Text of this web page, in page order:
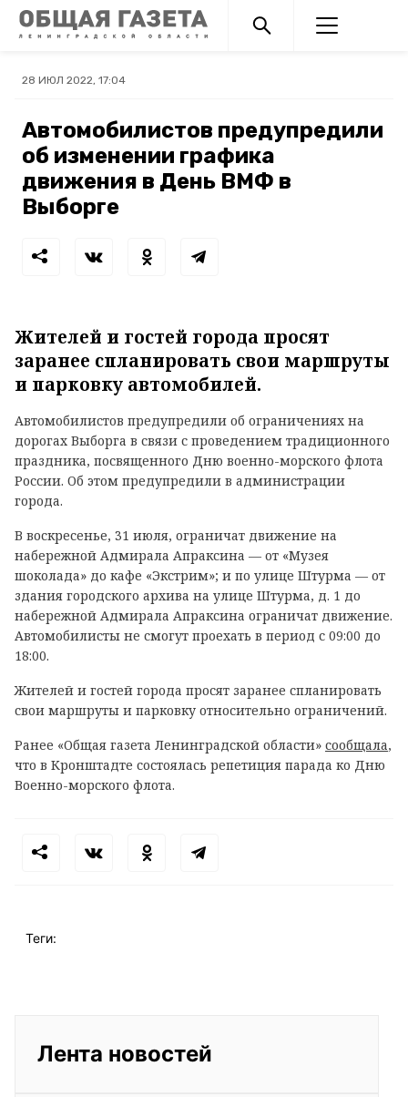
28 ИЮЛ 2022, 17:04
Автомобилистов предупредили
об изменении графика
движения в День ВМФ в
Выборге
Жителей и гостей города просят
заранее спланировать свои маршруты
и парковку автомобилей.
Автомобилистов предупредили об ограничениях на
дорогах Выборга в связи с проведением традиционного
праздника, посвященного Дню военно-морского флота
России. Об этом предупредили в администрации
города.
В воскресенье, 31 июля, ограничат движение на
набережной Адмирала Апраксина — от «Музея
шоколада» до кафе «Экстрим»; и по улице Штурма — от
здания городского архива на улице Штурма, д. 1 до
набережной Адмирала Апраксина ограничат движение.
Автомобилисты не смогут проехать в период с 09:00 до
18:00.
Жителей и гостей города просят заранее спланировать
свои маршруты и парковку относительно ограничений.
Ранее «Общая газета Ленинградской области» сообщала,
что в Кронштадте состоялась репетиция парада ко Дню
Военно-морского флота.
Теги:
Лента новостей